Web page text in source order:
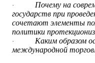
·
Почему на
государств при
сочетают элементы
политики
·
Каким образом
международной